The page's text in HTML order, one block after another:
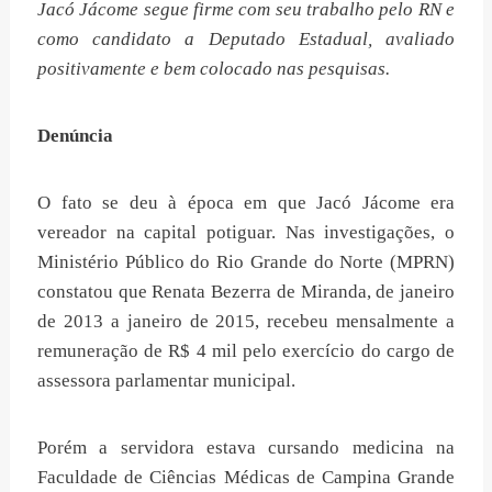
Jacó Jácome segue firme com seu trabalho pelo RN e
como candidato a Deputado Estadual, avaliado
positivamente e bem colocado nas pesquisas.
Denúncia
O fato se deu à época em que Jacó Jácome era
vereador na capital potiguar. Nas investigações, o
Ministério Público do Rio Grande do Norte (MPRN)
constatou que Renata Bezerra de Miranda, de janeiro
de 2013 a janeiro de 2015, recebeu mensalmente a
remuneração de R$ 4 mil pelo exercício do cargo de
assessora parlamentar municipal.
Porém a servidora estava cursando medicina na
Faculdade de Ciências Médicas de Campina Grande